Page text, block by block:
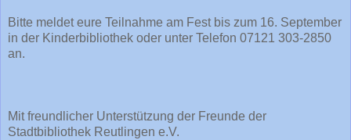
Bitte meldet eure Teilnahme am Fest bis zum 16. September
in der Kinderbibliothek oder unter Telefon 07121 303-2850
an.
Mit freundlicher Unterstützung der Freunde der
Stadtbibliothek Reutlingen e.V.